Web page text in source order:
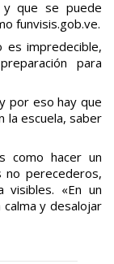
y que se puede
funvisis.gob.ve.
es impredecible,
para
por eso hay que
la escuela, saber
como hacer un
no perecederos,
visibles. «En un
y desalojar